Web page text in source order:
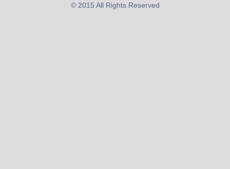
© 2015 All Rights Reserved